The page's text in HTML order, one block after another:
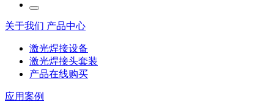
关于我们 产品中心
激光焊接设备
激光焊接头套装
产品在线购买
应用案例